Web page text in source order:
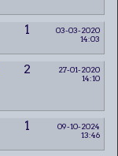
1
03-03-2020
14:03
2
27-01-2020
14:10
1
09-10-2024
13:46